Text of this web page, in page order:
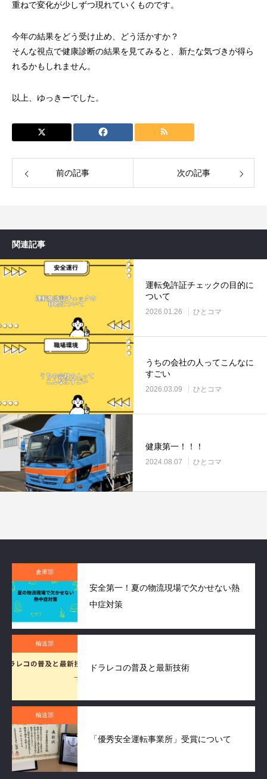
重ねで変化が少しずつ現れていくものです。
今年の結果をどう受け止め、どう活かすか？
そんな視点で健康診断の結果を見てみると、新たな気づきが得ら
れるかもしれません。
以上、ゆっきーでした。
前の記事 次の記事
関連記事
運転免許証チェックの目的に
ついて
2026.01.26 ひとコマ
うちの会社の人ってこんなに
すごい
2026.03.09 ひとコマ
健康第一！！！
2024.08.07 ひとコマ
倉庫部
安全第一！夏の物流現場で欠かせない熱
中症対策
輸送部
ドラレコの普及と最新技術
輸送部
「優秀安全運転事業所」受賞について